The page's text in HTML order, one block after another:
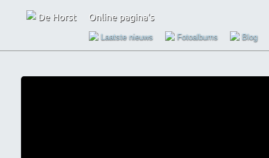
Laatste nieuws Fotoalbums Blog